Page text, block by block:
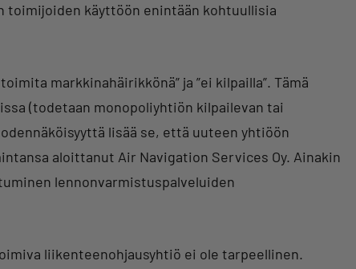
toimijoiden käyttöön enintään kohtuullisia
markkinahäirikkönä” ja ”ei kilpailla”. Tämä
(todetaan monopoliyhtiön kilpailevan tai
lisää se, että uuteen yhtiöön
aloittanut Air Navigation Services Oy. Ainakin
lennonvarmistuspalveluiden
liikenteenohjausyhtiö ei ole tarpeellinen.